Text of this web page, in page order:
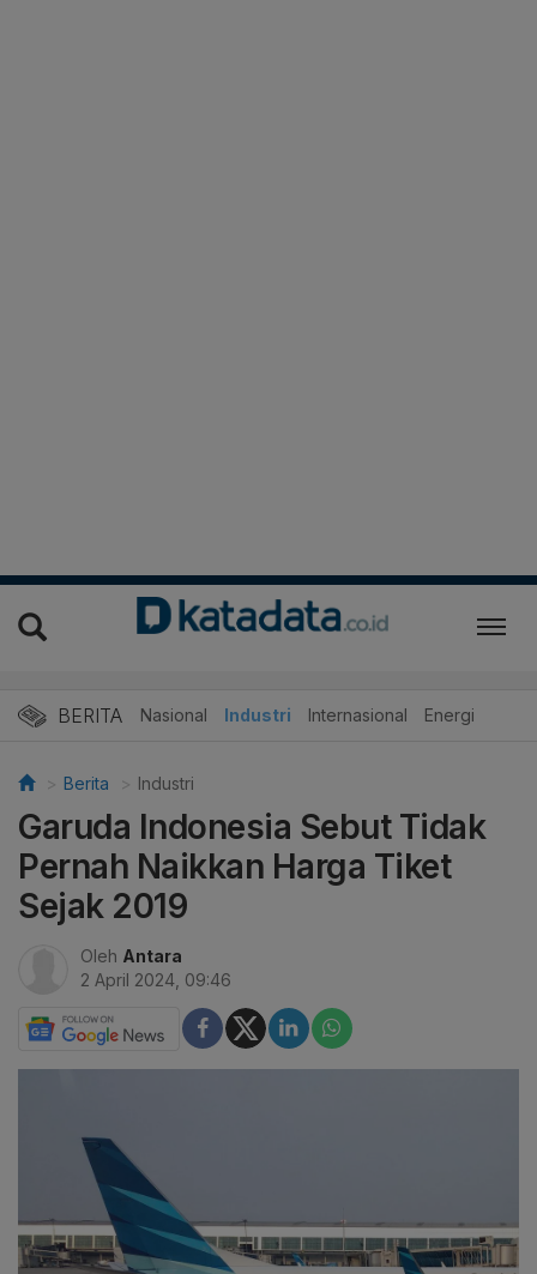
BERITA Nasional Industri Internasional Energi
Berita Industri
Garuda Indonesia Sebut Tidak
Pernah Naikkan Harga Tiket
Sejak 2019
Oleh Antara
2 April 2024, 09:46